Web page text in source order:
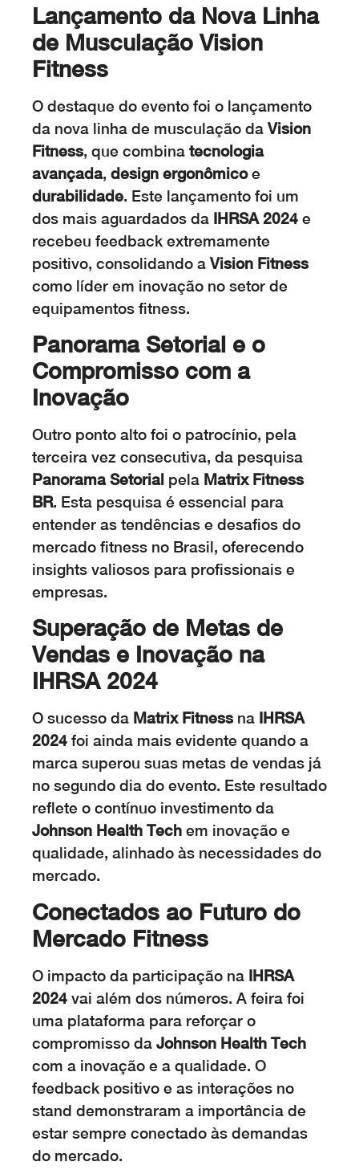
Lançamento da Nova Linha
de Musculação Vision
Fitness
O destaque do evento foi o lançamento
da nova linha de musculação da Vision
Fitness, que combina tecnologia
avançada, design ergonômicoe
durabilidade. Este lançamento foi um
dos mais aguardados da IHRSA 2024 e
recebeu feedback extremamente
positivo, consolidando a Vision Fitness
como líder em inovação no setor de
equipamentos fitness.
Panorama Setorial e o
Compromisso com a
Inovação
Outro ponto alto foi o patrocínio, pela
terceira vez consecutiva, da pesquisa
Panorama Setorial pela Matrix Fitness
BR. Esta pesquisa é essencial para
entender as tendências e desafios do
mercado fitness no Brasil, oferecendo
insights valiosos para profissionais e
empresas.
Superação de Metas de
Vendas e Inovação na
IHRSA 2024
O sucesso da Matrix Fitness na IHRSA
2024 foi ainda mais evidente quando a
marca superou suas metas de vendas já
no segundo dia do evento. Este resultado
reflete o contínuo investimento da
Johnson Health Tech em inovação e
qualidade, alinhado às necessidades do
mercado.
Conectados ao Futuro do
Mercado Fitness
O impacto da participação na IHRSA
2024 vai além dos números. A feira foi
uma plataforma para reforçar o
compromisso da Johnson Health Tech
com a inovação e a qualidade. O
feedback positivo e as interações no
stand demonstraram a importância de
estar sempre conectado às demandas
do mercado.